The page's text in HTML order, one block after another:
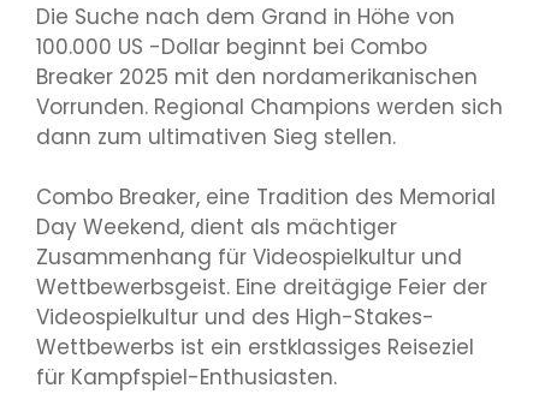
Die Suche nach dem Grand in Höhe von
100.000 US -Dollar beginnt bei Combo
Breaker 2025 mit den nordamerikanischen
Vorrunden. Regional Champions werden sich
dann zum ultimativen Sieg stellen.
Combo Breaker, eine Tradition des Memorial
Day Weekend, dient als mächtiger
Zusammenhang für Videospielkultur und
Wettbewerbsgeist. Eine dreitägige Feier der
Videospielkultur und des High-Stakes-
Wettbewerbs ist ein erstklassiges Reiseziel
für Kampfspiel-Enthusiasten.